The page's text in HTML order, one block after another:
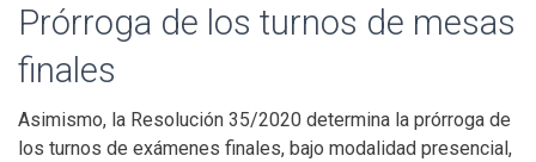
Prórroga de los turnos de mesas
finales
Asimismo, la Resolución 35/2020 determina la prórroga de
los turnos de exámenes finales, bajo modalidad presencial,